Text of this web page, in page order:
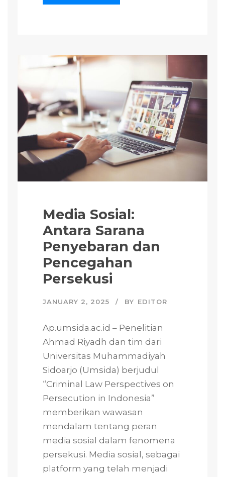
Media Sosial:
Antara Sarana
Penyebaran dan
Pencegahan
Persekusi
JANUARY 2, 2025 BY EDITOR
Ap.umsida.ac.id – Penelitian
Ahmad Riyadh dan tim dari
Universitas Muhammadiyah
Sidoarjo (Umsida) berjudul
“Criminal Law Perspectives on
Persecution in Indonesia”
memberikan wawasan
mendalam tentang peran
media sosial dalam fenomena
persekusi. Media sosial, sebagai
platform yang telah menjadi